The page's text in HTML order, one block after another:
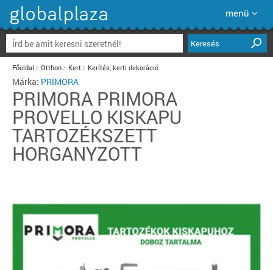
menü
Keresés
Főoldal Otthon Kert Kerítés, kerti dekoráció
Márka: PRIMORA
PRIMORA PRIMORA
PROVELLO KISKAPU
TARTOZÉKSZETT
HORGANYZOTT